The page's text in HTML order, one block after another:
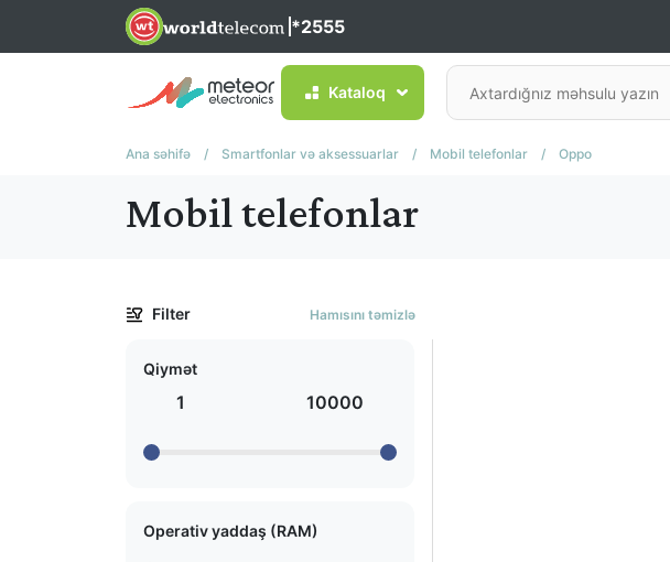
*2555
Kataloq
Ana səhifə / Smartfonlar və aksessuarlar / Mobil telefonlar / Oppo
Mobil telefonlar
Filter Hamısını təmizlə
Qiymət
1 10000
Operativ yaddaş (RAM)